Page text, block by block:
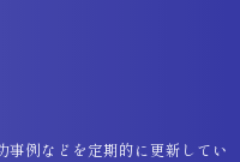
例などを定期的に更新してい